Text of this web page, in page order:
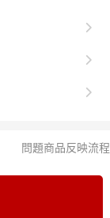
問題商品反映流程